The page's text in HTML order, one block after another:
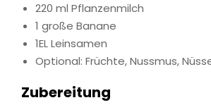
220 ml Pflanzenmilch
1 große Banane
1EL Leinsamen
Optional: Früchte, Nussmus,
Zubereitung